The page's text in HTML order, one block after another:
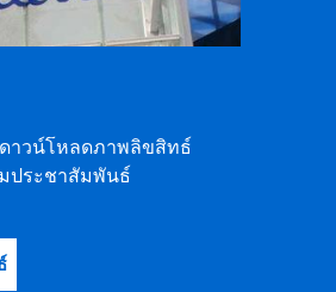
าวน์โหลดภาพลิขสิทธ์
ประชาสัมพันธ์